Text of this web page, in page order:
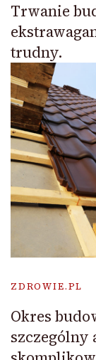
Trwanie
trudny.
ZDROWIE.PL
Okres
szczególny